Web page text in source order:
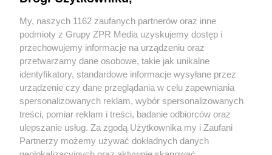
funkcjonariuszy?
Żaden utwór zamieszczony w serwisie nie może być powielany i
rozpowszechniany lub dalej rozpowszechniany w jakikolwiek sposób (w tym
także elektroniczny lub mechaniczny) na jakimkolwiek polu eksploatacji w
jakiejkolwiek formie, włącznie z umieszczaniem w Internecie bez pisemnej
zgody właściciela praw. Jakiekolwiek użycie lub wykorzystanie utworów w
My, naszych 1162 zaufanych partnerów oraz inne
podmioty z Grupy ZPR Media uzyskujemy dostęp i
przechowujemy informacje na urządzeniu oraz
przetwarzamy dane osobowe, takie jak unikalne
identyfikatory, standardowe informacje wysyłane przez
urządzenie czy dane przeglądania w celu zapewniania
spersonalizowanych reklam, wybór spersonalizowanych
treści, pomiar reklam i treści, badanie odbiorców oraz
ulepszanie usług. Za zgodą Użytkownika my i Zaufani
Partnerzy możemy używać dokładnych danych